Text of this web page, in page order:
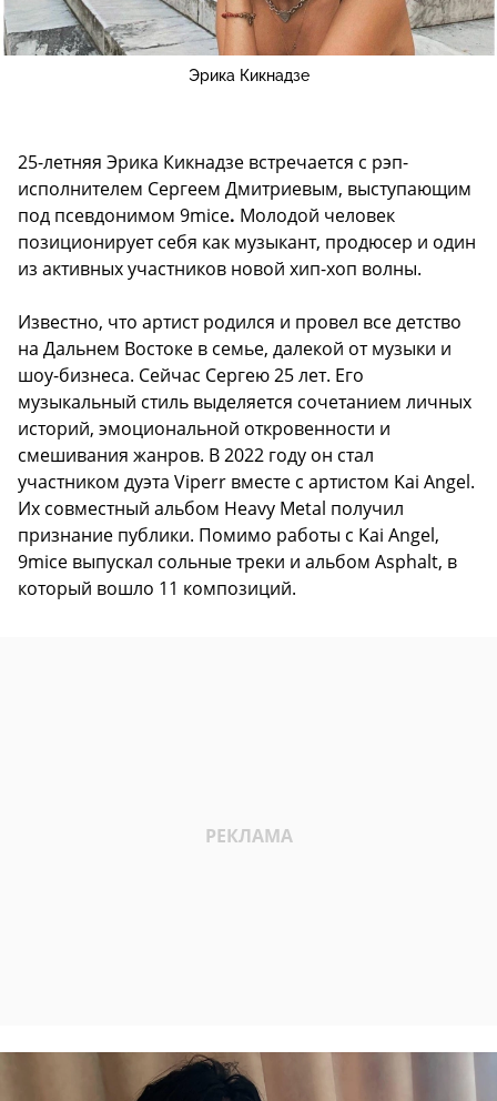
Эрика Кикнадзе
25-летняя Эрика Кикнадзе встречается с рэп-
исполнителем Сергеем Дмитриевым, выступающим
под псевдонимом 9mice. Молодой человек
позиционирует себя как музыкант, продюсер и один
из активных участников новой хип-хоп волны.
Известно, что артист родился и провел все детство
на Дальнем Востоке в семье, далекой от музыки и
шоу-бизнеса. Сейчас Сергею 25 лет. Его
музыкальный стиль выделяется сочетанием личных
историй, эмоциональной откровенности и
смешивания жанров. В 2022 году он стал
участником дуэта Viperr вместе с артистом Kai Angel.
Их совместный альбом Heavy Metal получил
признание публики. Помимо работы с Kai Angel,
9mice выпускал сольные треки и альбом Asphalt, в
который вошло 11 композиций.